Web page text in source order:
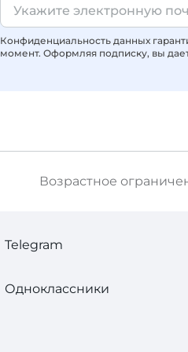
Конфиденциальность данных
момент. Оформляя подписку, вы
Возрастное
Telegram
Одноклассники